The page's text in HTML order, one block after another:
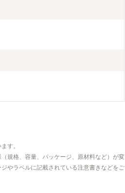
す。
規格、容量、パッケージ、原材料など）が変
やラベルに記載されている注意書きなどをご